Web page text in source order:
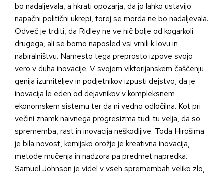
bo nadaljevala, a hkrati opozarja, da jo lahko ustavijo
napačni politični ukrepi, torej se morda ne bo nadaljevala.
Odveč je trditi, da Ridley ne ve nič bolje od kogarkoli
drugega, ali se bomo naposled vsi vrnili k lovu in
nabiralništvu. Namesto tega preprosto izpove svojo
vero v duha inovacije. V svojem viktorijanskem čaščenju
genija izumiteljev in podjetnikov izpusti dejstvo, da je
inovacija le eden od dejavnikov v kompleksnem
ekonomskem sistemu ter da ni vedno odločilna. Kot pri
večini znamk naivnega progresizma tudi tu velja, da so
sprememba, rast in inovacija neškodljive. Toda Hirošima
je bila novost, kemijsko orožje je kreativna inovacija,
metode mučenja in nadzora pa predmet napredka.
Samuel Johnson je videl v vseh spremembah veliko zlo,